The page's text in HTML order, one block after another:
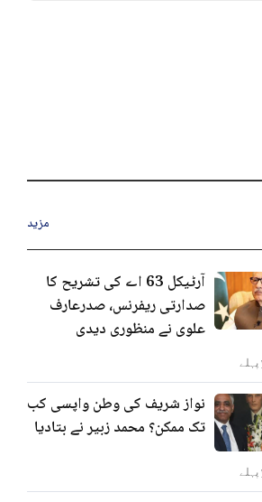
مزید
آرٹیکل 63 اے کی تشریح کا
صدارتی ریفرنس، صدرعارف
علوی نے منظوری دیدی
نواز شریف کی وطن واپسی کب
تک ممکن؟ محمد زبیر نے بتادیا